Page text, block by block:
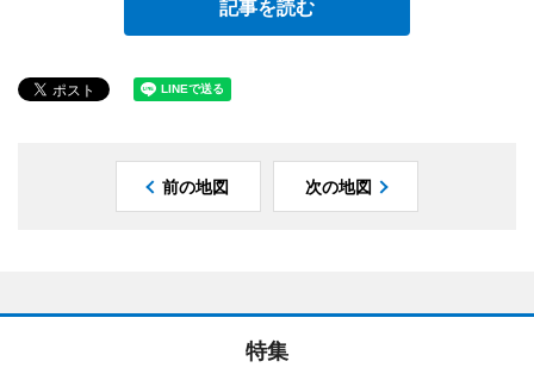
記事を読む
前の地図 次の地図
特集